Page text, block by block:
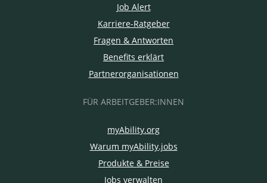
Job Alert
Karriere-Ratgeber
Fragen & Antworten
Benefits erklärt
Partnerorganisationen
FÜR ARBEITGEBER:INNEN
myAbility.org
Warum myAbility.jobs
Produkte & Preise
Jobs verwalten